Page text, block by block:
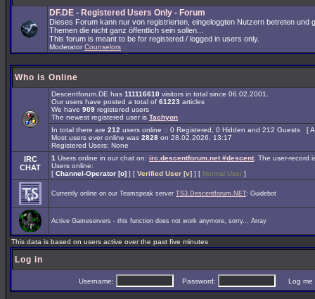
DF.DE - Registered Users Only - Forum
Dieses Forum kann nur von registrierten, eingeloggten Nutzern betreten und
Themen die nicht ganz öffentlich sein sollen...
This forum is meant to be for registered / logged in users only.
Moderator Counselors
Who is Online
Descentforum.DE has 111116610 visitors in total since 06.02.2001.
Our users have posted a total of 61223 articles
We have 909 registered users
The newest registered user is Tachyon
In total there are 212 users online :: 0 Registered, 0 Hidden and 212 Guests [
Most users ever online was 2828 on 28.02.2026, 13:17
Registered Users: None
IRC
CHAT
1 Users online in our chat on: irc.descentforum.net #descent. The user-record
Users online:
[ Channel-Operator [o] ] [ Verified User [v] ] [ Normal User ]
Currently online on our Teamspeak server TS3.Descentforum.NET: Guidebot
Active Gameservers - this function does not work anymore, sorry... Array
This data is based on users active over the past five minutes
Log in
Username: Password: Log me